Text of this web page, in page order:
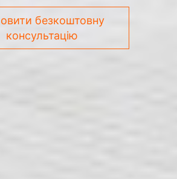
безкоштовну
консультацію